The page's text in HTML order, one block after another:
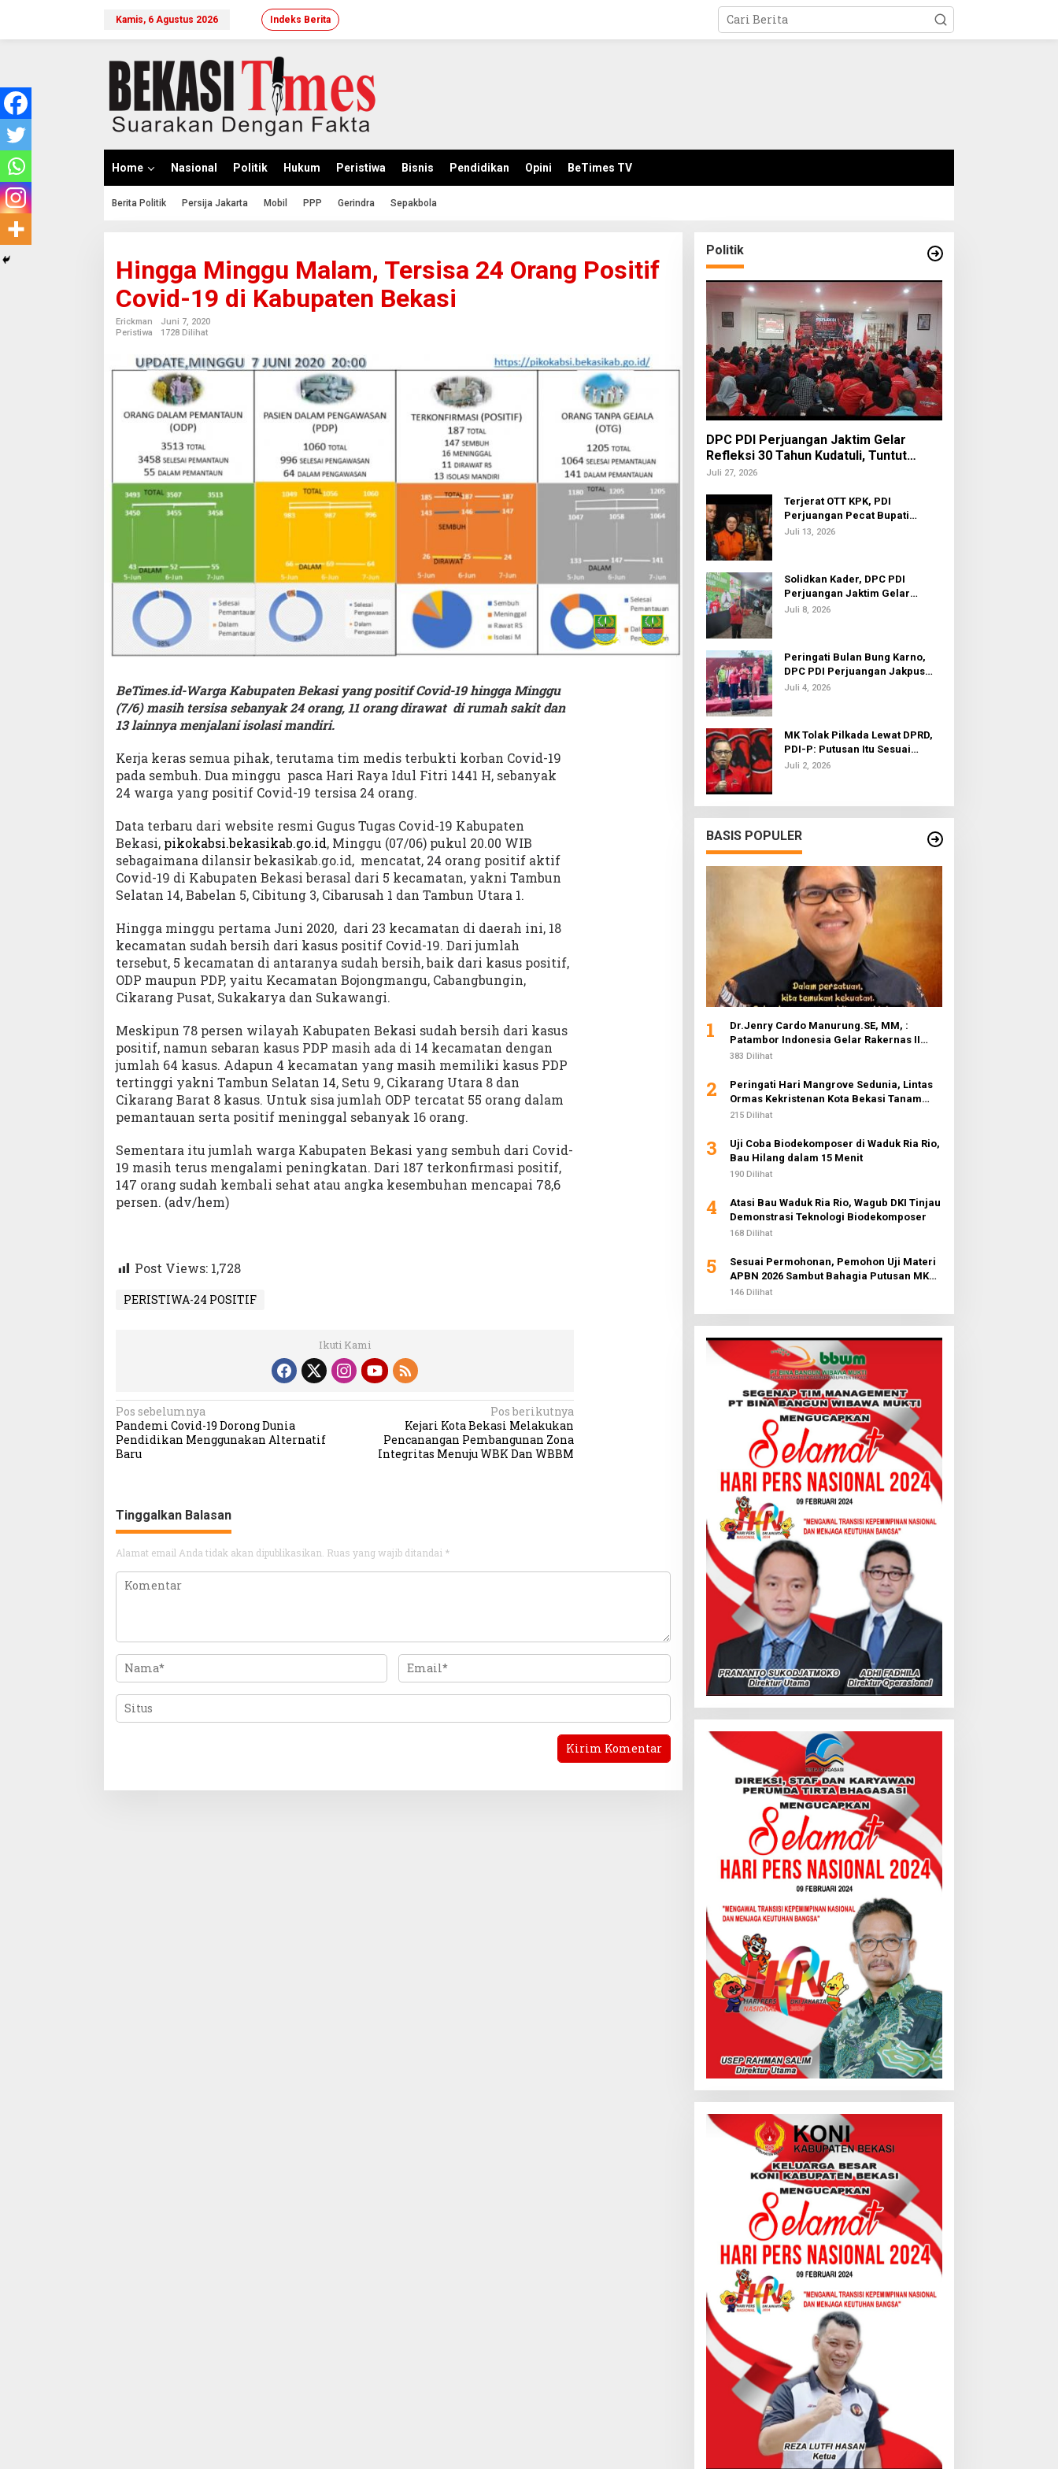
Kamis, 6 Agustus 2026 Indeks Berita
Home Nasional Politik Hukum Peristiwa Bisnis Pendidikan Opini BeTimes TV
Berita Politik Persija Jakarta Mobil PPP Gerindra Sepakbola
Hingga Minggu Malam, Tersisa 24 Orang Positif
Covid-19 di Kabupaten Bekasi
Erickman
Juni 7, 2020
Peristiwa
1728 Dilihat
BeTimes.id-Warga Kabupaten Bekasi yang positif Covid-19 hingga Minggu
(7/6) masih tersisa sebanyak 24 orang, 11 orang dirawat di rumah sakit dan
13 lainnya menjalani isolasi mandiri.
Kerja keras semua pihak, terutama tim medis terbukti korban Covid-19
pada sembuh. Dua minggu pasca Hari Raya Idul Fitri 1441 H, sebanyak
24 warga yang positif Covid-19 tersisa 24 orang.
Data terbaru dari website resmi Gugus Tugas Covid-19 Kabupaten
Bekasi, pikokabsi.bekasikab.go.id, Minggu (07/06) pukul 20.00 WIB
sebagaimana dilansir bekasikab.go.id, mencatat, 24 orang positif aktif
Covid-19 di Kabupaten Bekasi berasal dari 5 kecamatan, yakni Tambun
Selatan 14, Babelan 5, Cibitung 3, Cibarusah 1 dan Tambun Utara 1.
Hingga minggu pertama Juni 2020, dari 23 kecamatan di daerah ini, 18
kecamatan sudah bersih dari kasus positif Covid-19. Dari jumlah
tersebut, 5 kecamatan di antaranya sudah bersih, baik dari kasus positif,
ODP maupun PDP, yaitu Kecamatan Bojongmangu, Cabangbungin,
Cikarang Pusat, Sukakarya dan Sukawangi.
Meskipun 78 persen wilayah Kabupaten Bekasi sudah bersih dari kasus
positif, namun sebaran kasus PDP masih ada di 14 kecamatan dengan
jumlah 64 kasus. Adapun 4 kecamatan yang masih memiliki kasus PDP
tertinggi yakni Tambun Selatan 14, Setu 9, Cikarang Utara 8 dan
Cikarang Barat 8 kasus. Untuk sisa jumlah ODP tercatat 55 orang dalam
pemantauan serta positif meninggal sebanyak 16 orang.
Sementara itu jumlah warga Kabupaten Bekasi yang sembuh dari Covid-
19 masih terus mengalami peningkatan. Dari 187 terkonfirmasi positif,
147 orang sudah kembali sehat atau angka kesembuhan mencapai 78,6
persen. (adv/hem)
Post Views: 1,728
PERISTIWA-24 POSITIF
Ikuti Kami
Navigasi
pos
Pos sebelumnya
Pandemi Covid-19 Dorong Dunia
Pendidikan Menggunakan Alternatif
Baru
Pos berikutnya
Kejari Kota Bekasi Melakukan
Pencanangan Pembangunan Zona
Integritas Menuju WBK Dan WBBM
Tinggalkan Balasan
Alamat email Anda tidak akan dipublikasikan. Ruas yang wajib ditandai *
Politik
DPC PDI Perjuangan Jaktim Gelar
Refleksi 30 Tahun Kudatuli, Tuntut
Penuntasan Hukum Aktor Intelektual
Juli 27, 2026
Terjerat OTT KPK, PDI
Perjuangan Pecat Bupati
Sukoharjo Etik Suryani
Juli 13, 2026
Solidkan Kader, DPC PDI
Perjuangan Jaktim Gelar
Nobar Piala Dunia 2026
Juli 8, 2026
Peringati Bulan Bung Karno,
DPC PDI Perjuangan Jakpus
Gelar Turnamen Sepak Bola U-
Juli 4, 2026
MK Tolak Pilkada Lewat DPRD,
PDI-P: Putusan Itu Sesuai
dengan Semangat Reformasi
Juli 2, 2026
BASIS POPULER
1
Dr.Jenry Cardo Manurung.SE, MM, :
Patambor Indonesia Gelar Rakernas II
Evaluasi Program Kerja
383 Dilihat
2
Peringati Hari Mangrove Sedunia, Lintas
Ormas Kekristenan Kota Bekasi Tanam
3.000 Pohon di Pantai Sederhana
215 Dilihat
3
Uji Coba Biodekomposer di Waduk Ria Rio,
Bau Hilang dalam 15 Menit
190 Dilihat
4
Atasi Bau Waduk Ria Rio, Wagub DKI Tinjau
Demonstrasi Teknologi Biodekomposer
168 Dilihat
5
Sesuai Permohonan, Pemohon Uji Materi
APBN 2026 Sambut Bahagia Putusan MK
Soal Anggaran MBG
146 Dilihat